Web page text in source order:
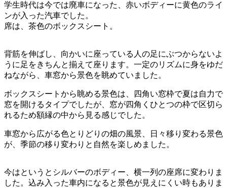
学生時代は今では廃車になった、赤いボディーに黄色のライ
ンが入った汽車でした。
席は、茶色のボックスシート。
背筋を伸ばし、向かいに座っている人の足にぶつからないよ
うに足をきちんと揃えて座ります。一定のリズムに身をゆだ
ねながら、車窓から景色を眺めていました。
ボックスシートから眺める景色は、四角い窓枠で夏は自力で
窓を開けるタイプでしたが、窓が四角くひとつの枠で区切ら
れるため額縁の中から見る感じでした。
車窓から広がる色とりどりの畑の風景、日々移り変わる景色
が、季節の移り変わりと自然を楽しめました。
今はというとシルバーのボディー、横一列の座席に変わりま
した。込み入った車内になると景色が見えにくい時もありま